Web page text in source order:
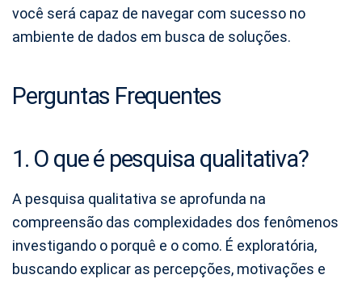
você será capaz de navegar com sucesso no
ambiente de dados em busca de soluções.
Perguntas Frequentes
1. O que é pesquisa qualitativa?
A pesquisa qualitativa se aprofunda na
compreensão das complexidades dos fenômenos
investigando o porquê e o como. É exploratória,
buscando explicar as percepções, motivações e